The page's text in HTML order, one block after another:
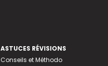
ASTUCES RÉVISIONS
Conseils et Méthodo